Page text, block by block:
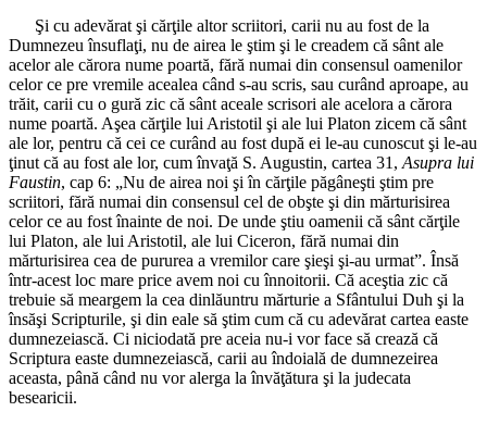
Şi cu adevărat şi cărţile altor scriitori, carii nu au fost de la
Dumnezeu însuflaţi, nu de airea le ştim şi le creadem că sânt ale
acelor ale cărora nume poartă, fără numai din consensul oamenilor
celor ce pre vremile acealea când s-au scris, sau curând aproape, au
trăit, carii cu o gură zic că sânt aceale scrisori ale acelora a cărora
nume poartă. Aşea cărţile lui Aristotil şi ale lui Platon zicem că sânt
ale lor, pentru că cei ce curând au fost după ei le-au cunoscut şi le-au
ţinut că au fost ale lor, cum învaţă S. Augustin, cartea 31, Asupra lui
Faustin, cap 6: „Nu de airea noi şi în cărţile păgâneşti ştim pre
scriitori, fără numai din consensul cel de obşte şi din mărturisirea
celor ce au fost înainte de noi. De unde ştiu oamenii că sânt cărţile
lui Platon, ale lui Aristotil, ale lui Ciceron, fără numai din
mărturisirea cea de pururea a vremilor care şieşi şi-au urmat”. Însă
într-acest loc mare price avem noi cu înnoitorii. Că aceştia zic că
trebuie să meargem la cea dinlăuntru mărturie a Sfântului Duh şi la
însăşi Scripturile, şi din eale să ştim cum că cu adevărat cartea easte
dumnezeiască. Ci niciodată pre aceia nu-i vor face să crează că
Scriptura easte dumnezeiască, carii au îndoială de dumnezeirea
aceasta, până când nu vor alerga la învăţătura şi la judecata
besearicii.